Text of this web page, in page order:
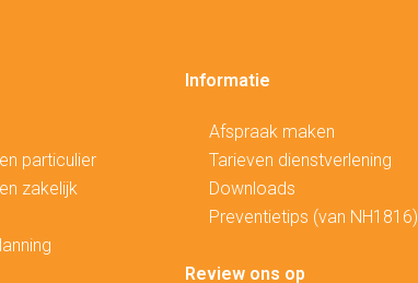
particulier
zakelijk
Informatie
Afspraak maken
Tarieven dienstverlening
Downloads
Preventietips (van NH1816)
Review ons op